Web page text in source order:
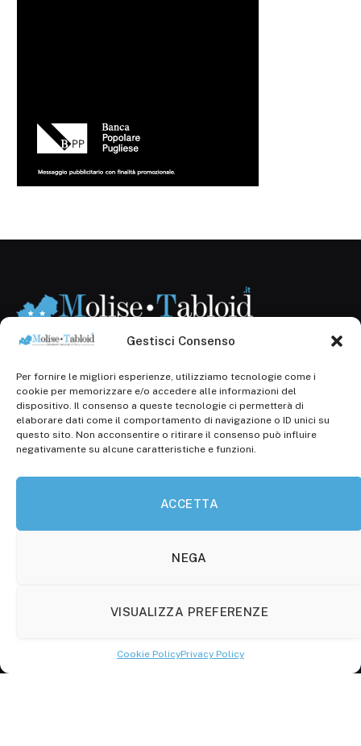
Gestisci Consenso
Per fornire le migliori esperienze, utilizziamo tecnologie come i
cookie per memorizzare e/o accedere alle informazioni del
dispositivo. Il consenso a queste tecnologie ci permetterà di
elaborare dati come il comportamento di navigazione o ID unici su
questo sito. Non acconsentire o ritirare il consenso può influire
negativamente su alcune caratteristiche e funzioni.
ACCETTA
NEGA
VISUALIZZA PREFERENZE
Cookie PolicyPrivacy Policy
Registr. presso il Tribunale di Campobasso: 3/2013 del
14.11.2013, Cron. 1254
Roc: iscrizione n° 25549 (Prot. 1138/com/15 del
30.04.2015)
P.Iva: 01707150700